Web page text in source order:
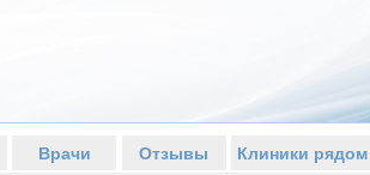
Врачи Отзывы Клиники рядом